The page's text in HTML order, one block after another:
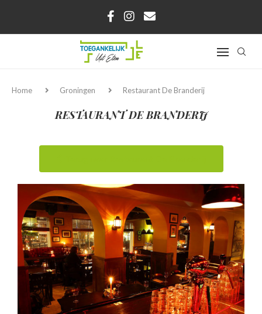
Home Groningen Restaurant De Branderij
RESTAURANT DE BRANDERIJ